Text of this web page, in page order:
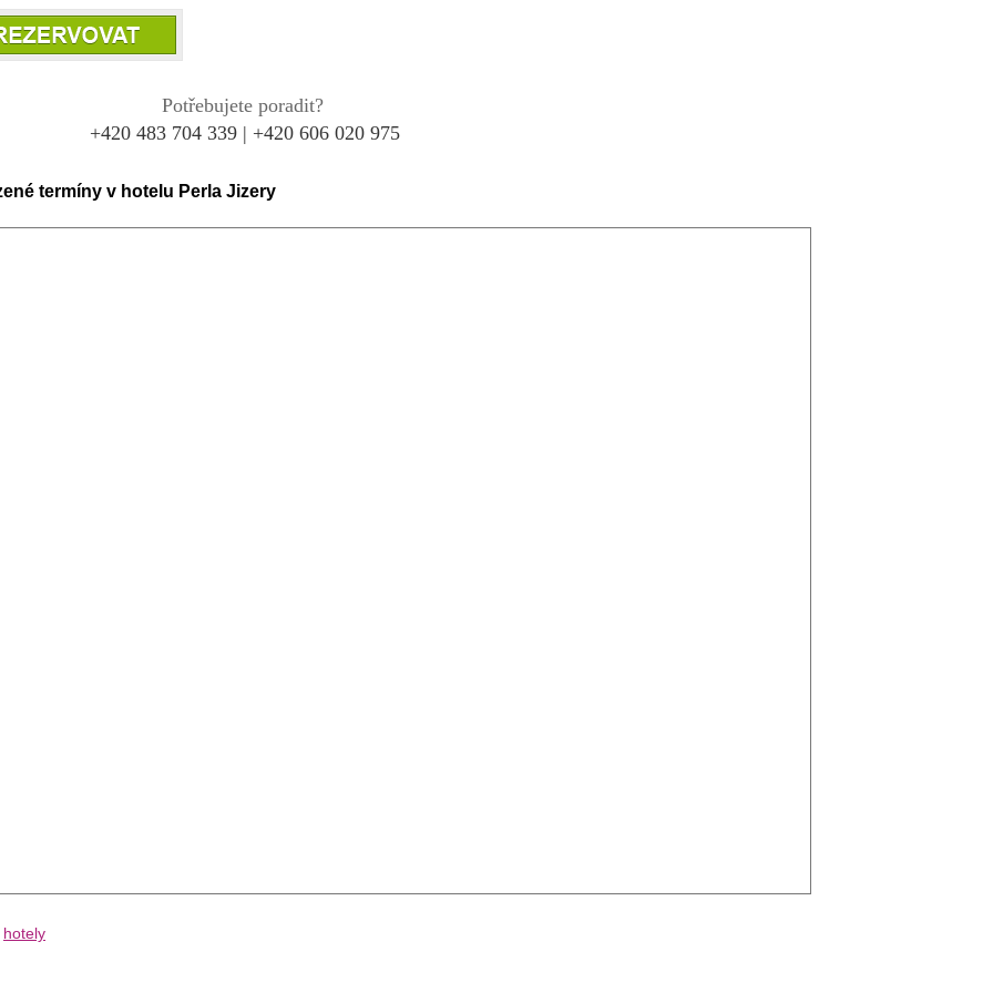
Potřebujete poradit?
+420 483 704 339 | +420 606 020 975
termíny v hotelu Perla Jizery
hotely